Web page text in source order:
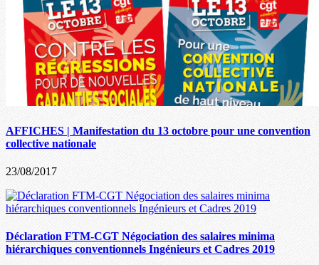
AFFICHES | Manifestation du 13 octobre pour une convention
collective nationale
23/08/2017
Déclaration FTM-CGT Négociation des salaires minima
hiérarchiques conventionnels Ingénieurs et Cadres 2019